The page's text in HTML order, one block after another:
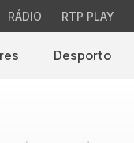
RÁDIO RTP PLAY
Desporto